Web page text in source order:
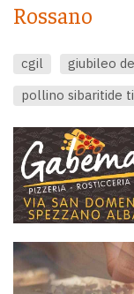
Rossano
cgil
giubileo
pollino sibaritide